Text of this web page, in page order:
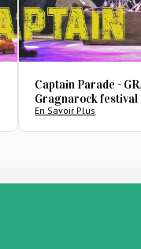
Captain Parade -
Gragnarock festival
En Savoir Plus